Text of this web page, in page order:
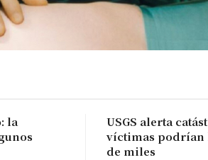
la
USGS alerta
víctimas podrían
de miles